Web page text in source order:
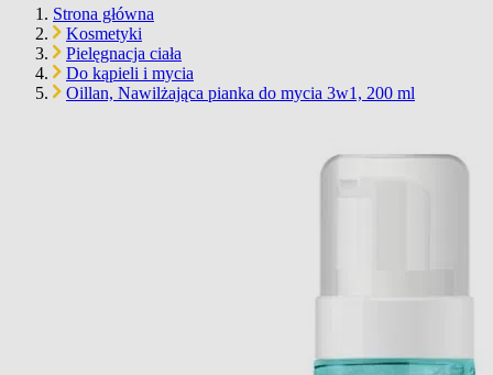
Strona główna
Kosmetyki
Pielęgnacja ciała
Do kąpieli i mycia
Oillan, Nawilżająca pianka do mycia 3w1, 200 ml